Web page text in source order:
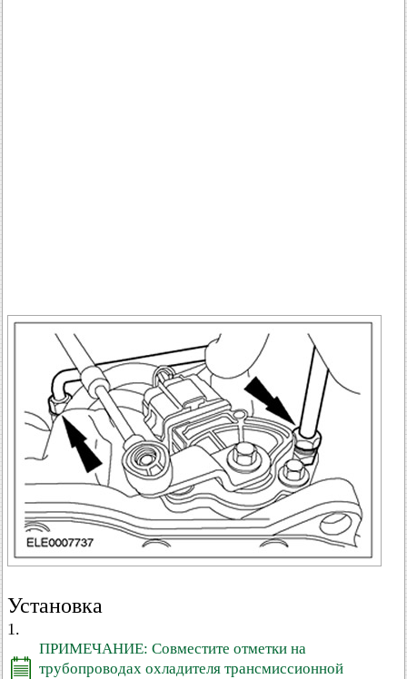
Установка
1.
ПРИМЕЧАНИЕ: Совместите отметки на
трубопроводах охладителя трансмиссионной